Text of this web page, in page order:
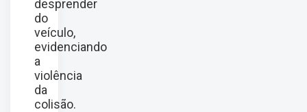
desprender
do
veículo,
evidenciando
a
violência
da
colisão.